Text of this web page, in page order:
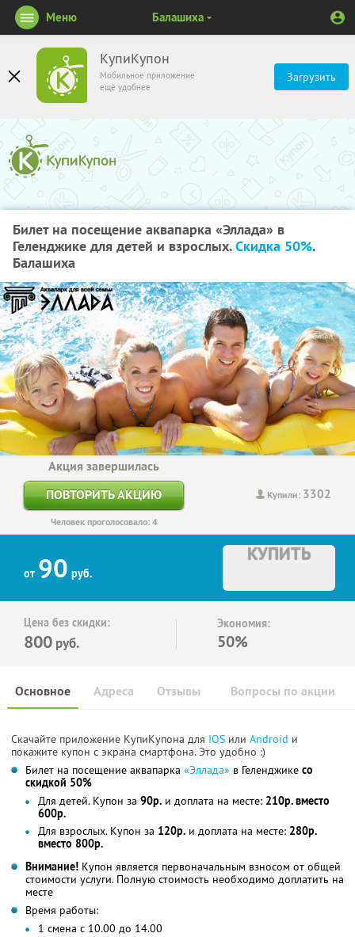
КупиКупон
Мобильное приложение
ещё удобнее
Загрузить
Меню Балашиха
Билет на посещение аквапарка «Эллада» в
Геленджике для детей и взрослых.Скидка 50%.
Балашиха
Купили: 3302
Акция завершилась
ПОВТОРИТЬ АКЦИЮ
Человек проголосовало: 4
от 90 руб.
КУПИТЬ
Цена без скидки:
800 руб.
Экономия:
50%
Основное Отзывы Вопросы по акции
Адреса
Скачайте приложение КупиКупона для IOS или Android и
покажите купон с экрана смартфона. Это удобно :)
Билет на посещение аквапарка «Эллада» в Геленджике со
скидкой 50%
Для детей. Купон за 90р. и доплата на месте: 210р. вместо
600р.
Для взрослых. Купон за 120р. и доплата на месте: 280р.
вместо 800р.
Внимание! Купон является первоначальным взносом от общей
стоимости услуги. Полную стоимость необходимо доплатить на
месте
Время работы:
1 смена с 10.00 до 14.00